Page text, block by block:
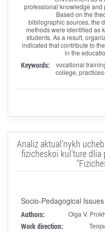
professional knowledge
Based on the
bibliographic sources, the
methods were identified as
students. As a result,
indicated that contribute to
in the
Keywords:
vocational
college,
Analiz aktual'nykh
fizicheskoi kul'ture
Socio-Pedagogical
Authors: Olga V.
Work direction: